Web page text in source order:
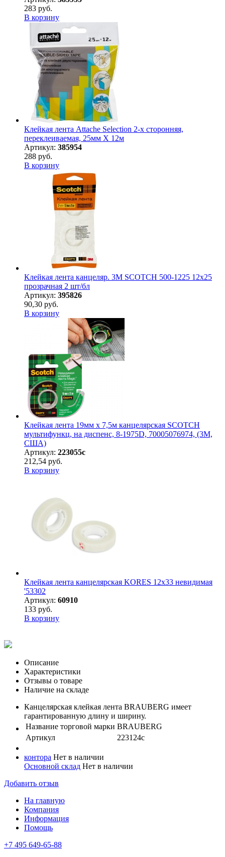
283 руб.
В корзину
Клейкая лента Attache Selection 2-х сторонняя,
переклеиваемая, 25мм Х 12м
Артикул: 385954
288 руб.
В корзину
Клейкая лента канцеляр. 3M SCOTCH 500-1225 12х25
прозрачная 2 шт/бл
Артикул: 395826
90,30 руб.
В корзину
Клейкая лента 19мм х 7,5м канцелярская SCOTCH
мультифункц, на диспенс, 8-1975D, 70005076974, (3М,
США)
Артикул: 223055с
212,54 руб.
В корзину
Клейкая лента канцелярская KORES 12х33 невидимая
'53302
Артикул: 60910
133 руб.
В корзину
Описание
Характеристики
Отзывы о товаре
Наличие на складе
Канцелярская клейкая лента BRAUBERG имеет
гарантированную длину и ширину.
Название торговой марки BRAUBERG
Артикул
223124с
контора Нет в наличии
Основной склад Нет в наличии
Добавить отзыв
На главную
Компания
Информация
Помощь
+7 495 649-65-88